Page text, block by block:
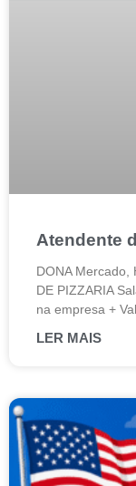
Atendente
DONA Mercado,
DE PIZZARIA
na empresa +
LER MAIS